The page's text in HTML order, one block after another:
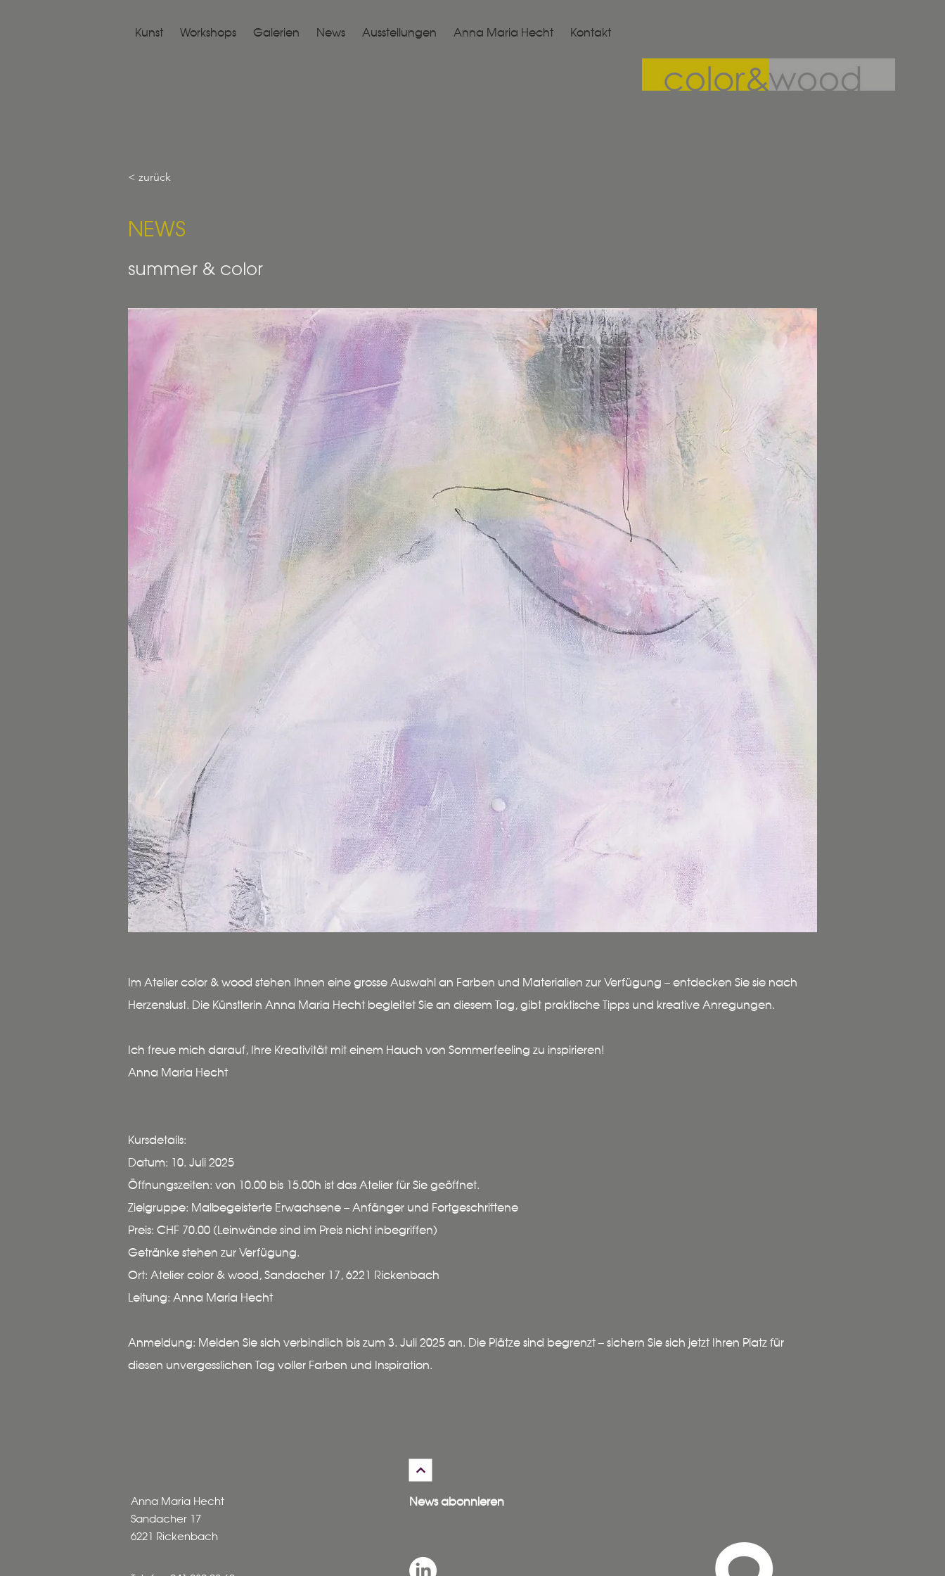
Kunst Workshops Galerien News Ausstellungen Anna Maria Hecht Kontakt
< zurück
NEWS
summer & color
Im Atelier color & wood stehen Ihnen eine grosse Auswahl an Farben und Materialien zur Verfügung – entdecken Sie sie nach
Herzenslust. Die Künstlerin Anna Maria Hecht begleitet Sie an diesem Tag, gibt praktische Tipps und kreative Anregungen.
Ich freue mich darauf, Ihre Kreativität mit einem Hauch von Sommerfeeling zu inspirieren!
Anna Maria Hecht
Kursdetails:
Datum: 10. Juli 2025
Öffnungszeiten: von 10.00 bis 15.00h ist das Atelier für Sie geöffnet.
Zielgruppe: Malbegeisterte Erwachsene – Anfänger und Fortgeschrittene
Preis: CHF 70.00 (Leinwände sind im Preis nicht inbegriffen)
Getränke stehen zur Verfügung.
Ort: Atelier color & wood, Sandacher 17, 6221 Rickenbach
Leitung: Anna Maria Hecht
Anmeldung: Melden Sie sich verbindlich bis zum 3. Juli 2025 an. Die Plätze sind begrenzt – sichern Sie sich jetzt Ihren Platz für
diesen unvergesslichen Tag voller Farben und Inspiration.
Anna Maria Hecht
Sandacher 17
6221 Rickenbach
News abonnieren